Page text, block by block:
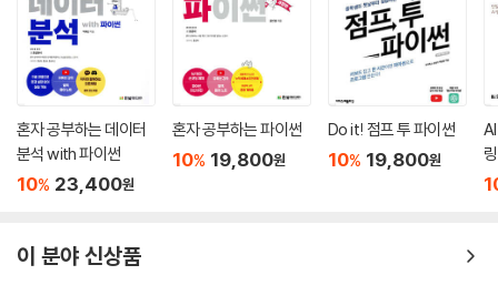
▣ 05장: 모듈 개발 - 강화학습 기반 주식투자 시스템 개발
5.1 RLTrader 개발에 필요한 환경
___5.1.1 아나콘다 설치
___5.1.3 plaidML 설치
5.2 RLTrader의 설계
___5.2.1 모듈 구조
___5.2.3 클래스 다이어그램
___5.2.4 환경 모듈 개요
혼자 공부하는 데이터
분석 with 파이썬
10% 23,400원
혼자 공부하는 파이썬
10% 19,800원
Do it! 점프 투 파이썬
10% 19,800원
링
이 분야 신상품